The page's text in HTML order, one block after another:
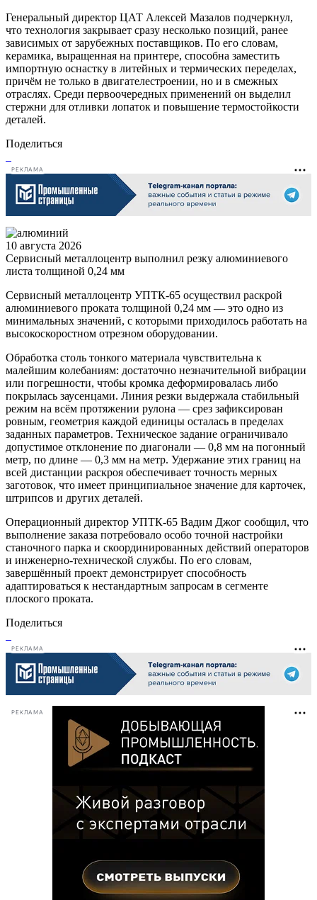
Генеральный директор ЦАТ Алексей Мазалов подчеркнул,
что технология закрывает сразу несколько позиций, ранее
зависимых от зарубежных поставщиков. По его словам,
керамика, выращенная на принтере, способна заместить
импортную оснастку в литейных и термических переделах,
причём не только в двигателестроении, но и в смежных
отраслях. Среди первоочередных применений он выделил
стержни для отливки лопаток и повышение термостойкости
деталей.
Поделиться
РЕКЛАМА
10 августа 2026
Сервисный металлоцентр выполнил резку алюминиевого
листа толщиной 0,24 мм
Сервисный металлоцентр УПТК-65 осуществил раскрой
алюминиевого проката толщиной 0,24 мм — это одно из
минимальных значений, с которыми приходилось работать на
высокоскоростном отрезном оборудовании.
Обработка столь тонкого материала чувствительна к
малейшим колебаниям: достаточно незначительной вибрации
или погрешности, чтобы кромка деформировалась либо
покрылась заусенцами. Линия резки выдержала стабильный
режим на всём протяжении рулона — срез зафиксирован
ровным, геометрия каждой единицы осталась в пределах
заданных параметров. Техническое задание ограничивало
допустимое отклонение по диагонали — 0,8 мм на погонный
метр, по длине — 0,3 мм на метр. Удержание этих границ на
всей дистанции раскроя обеспечивает точность мерных
заготовок, что имеет принципиальное значение для карточек,
штрипсов и других деталей.
Операционный директор УПТК-65 Вадим Джог сообщил, что
выполнение заказа потребовало особо точной настройки
станочного парка и скоординированных действий операторов
и инженерно-технической службы. По его словам,
завершённый проект демонстрирует способность
адаптироваться к нестандартным запросам в сегменте
плоского проката.
Поделиться
РЕКЛАМА
РЕКЛАМА